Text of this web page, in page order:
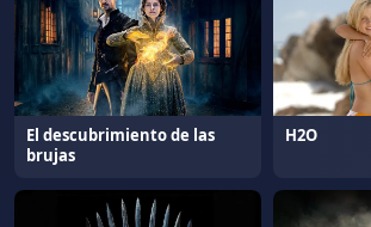
El descubrimiento de las
brujas
H2O